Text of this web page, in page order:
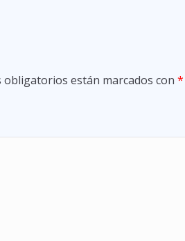
obligatorios están marcados con *